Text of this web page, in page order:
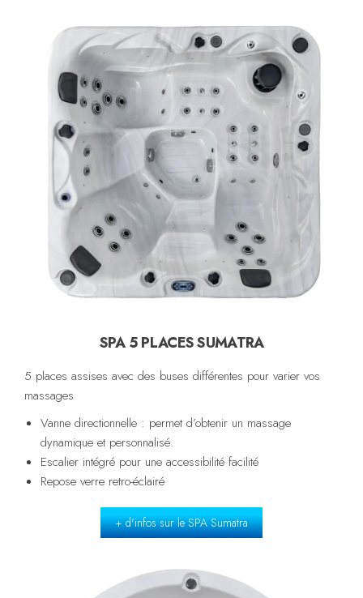
SPA 5 PLACES SUMATRA
5 places assises avec des buses différentes pour varier vos
massages
Vanne directionnelle : permet d’obtenir un massage
dynamique et personnalisé.
Escalier intégré pour une accessibilité facilité
Repose verre retro-éclairé
+ d'infos sur le SPA Sumatra